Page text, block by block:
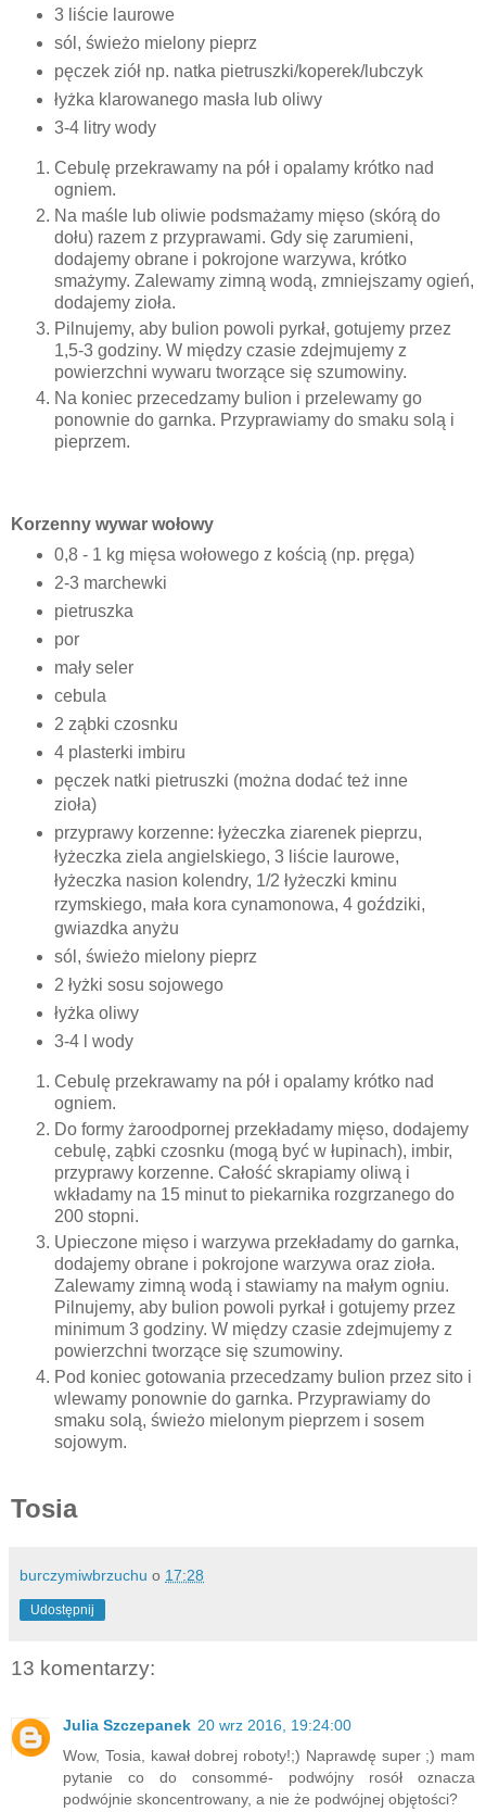
3 liście laurowe
sól, świeżo mielony pieprz
pęczek ziół np. natka pietruszki/koperek/lubczyk
łyżka klarowanego masła lub oliwy
3-4 litry wody
Cebulę przekrawamy na pół i opalamy krótko nad
ogniem.
Na maśle lub oliwie podsmażamy mięso (skórą do
dołu) razem z przyprawami. Gdy się zarumieni,
dodajemy obrane i pokrojone warzywa, krótko
smażymy. Zalewamy zimną wodą, zmniejszamy ogień,
dodajemy zioła.
Pilnujemy, aby bulion powoli pyrkał, gotujemy przez
1,5-3 godziny. W między czasie zdejmujemy z
powierzchni wywaru tworzące się szumowiny.
Na koniec przecedzamy bulion i przelewamy go
ponownie do garnka. Przyprawiamy do smaku solą i
pieprzem.
Korzenny wywar wołowy
0,8 - 1 kg mięsa wołowego z kością (np. pręga)
2-3 marchewki
pietruszka
por
mały seler
cebula
2 ząbki czosnku
4 plasterki imbiru
pęczek natki pietruszki (można dodać też inne
zioła)
przyprawy korzenne: łyżeczka ziarenek pieprzu,
łyżeczka ziela angielskiego, 3 liście laurowe,
łyżeczka nasion kolendry, 1/2 łyżeczki kminu
rzymskiego, mała kora cynamonowa, 4 goździki,
gwiazdka anyżu
sól, świeżo mielony pieprz
2 łyżki sosu sojowego
łyżka oliwy
3-4 l wody
Cebulę przekrawamy na pół i opalamy krótko nad
ogniem.
Do formy żaroodpornej przekładamy mięso, dodajemy
cebulę, ząbki czosnku (mogą być w łupinach), imbir,
przyprawy korzenne. Całość skrapiamy oliwą i
wkładamy na 15 minut to piekarnika rozgrzanego do
200 stopni.
Upieczone mięso i warzywa przekładamy do garnka,
dodajemy obrane i pokrojone warzywa oraz zioła.
Zalewamy zimną wodą i stawiamy na małym ogniu.
Pilnujemy, aby bulion powoli pyrkał i gotujemy przez
minimum 3 godziny. W między czasie zdejmujemy z
powierzchni tworzące się szumowiny.
Pod koniec gotowania przecedzamy bulion przez sito i
wlewamy ponownie do garnka. Przyprawiamy do
smaku solą, świeżo mielonym pieprzem i sosem
sojowym.
Tosia
burczymiwbrzuchu o 17:28
Udostępnij
13 komentarzy:
Julia Szczepanek 20 wrz 2016, 19:24:00
Wow, Tosia, kawał dobrej roboty!;) Naprawdę super ;) mam
pytanie co do consommé- podwójny rosół oznacza
podwójnie skoncentrowany, a nie że podwójnej objętości?